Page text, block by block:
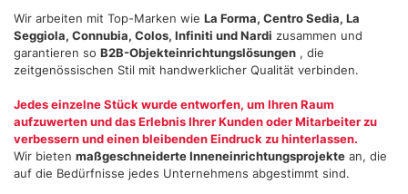
modificare o ritirare il tuo consenso in qualsiasi momento
dalla Dichiarazione sui cookie.
Utilizziamo i cookie per personalizzare contenuti ed
annunci, per fornire funzionalità dei social media e per
analizzare il nostro traffico. Condividiamo inoltre
informazioni sul modo in cui utilizza il nostro sito con i
nostri partner che si occupano di analisi dei dati web,
pubblicità e social media, i quali potrebbero combinarle
Wir arbeiten mit Top-Marken wie La Forma, Centro Sedia, La
Seggiola, Connubia, Colos, Infiniti und Nardi zusammen und
garantieren so B2B-Objekteinrichtungslösungen , die
zeitgenössischen Stil mit handwerklicher Qualität verbinden.
Jedes einzelne Stück wurde entworfen, um Ihren Raum
aufzuwerten und das Erlebnis Ihrer Kunden oder Mitarbeiter zu
verbessern und einen bleibenden Eindruck zu hinterlassen.
Wir bieten maßgeschneiderte Inneneinrichtungsprojekte an, die
auf die Bedürfnisse jedes Unternehmens abgestimmt sind.